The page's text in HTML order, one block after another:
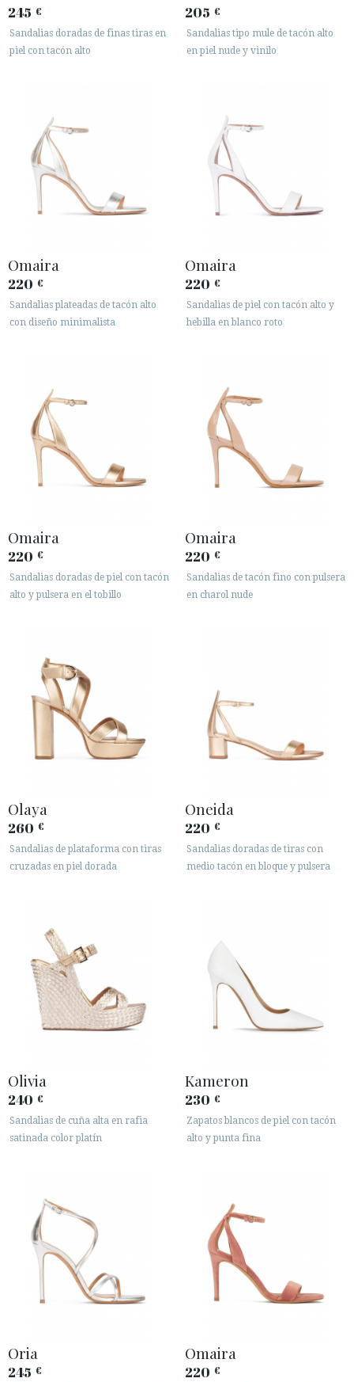
245 €
Sandalias doradas de finas tiras en
piel con tacón alto
205 €
Sandalias tipo mule de tacón alto
en piel nude y vinilo
Omaira
220 €
Sandalias plateadas de tacón alto
con diseño minimalista
Omaira
220 €
Sandalias de piel con tacón alto y
hebilla en blanco roto
Omaira
220 €
Sandalias doradas de piel con tacón
alto y pulsera en el tobillo
Omaira
220 €
Sandalias de tacón fino con pulsera
en charol nude
Olaya
260 €
Sandalias de plataforma con tiras
cruzadas en piel dorada
Oneida
220 €
Sandalias doradas de tiras con
medio tacón en bloque y pulsera
Olivia
240 €
Sandalias de cuña alta en rafia
satinada color platín
Kameron
230 €
Zapatos blancos de piel con tacón
alto y punta fina
Oria
245 €
Omaira
220 €